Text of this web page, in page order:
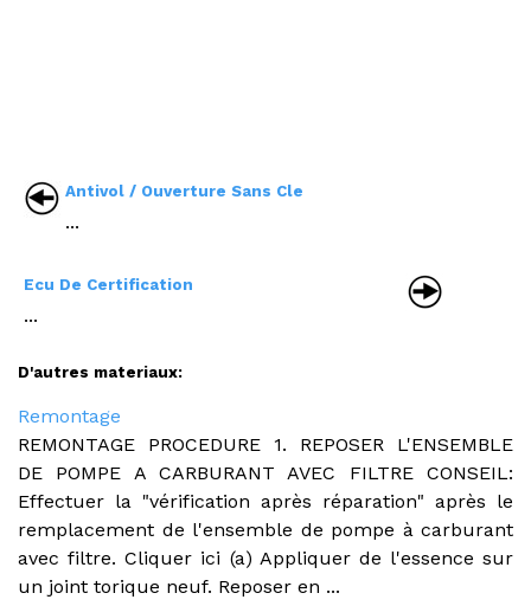
Antivol / Ouverture Sans Cle
...
Ecu De Certification
...
D'autres materiaux:
Remontage
REMONTAGE PROCEDURE 1. REPOSER L'ENSEMBLE
DE POMPE A CARBURANT AVEC FILTRE CONSEIL:
Effectuer la "vérification après réparation" après le
remplacement de l'ensemble de pompe à carburant
avec filtre. Cliquer ici (a) Appliquer de l'essence sur
un joint torique neuf. Reposer en ...